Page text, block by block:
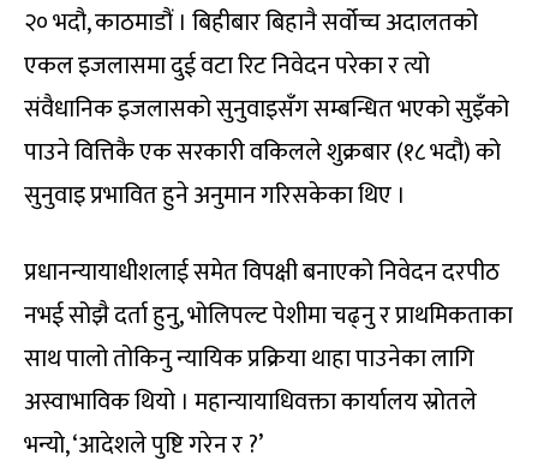
२० भदौ, काठमाडौं । बिहीबार बिहानै सर्वोच्च अदालतको
एकल इजलासमा दुई वटा रिट निवेदन परेका र त्यो
संवैधानिक इजलासको सुनुवाइसँग सम्बन्धित भएको सुइँको
पाउने वित्तिकै एक सरकारी वकिलले शुक्रबार (१८ भदौ) को
सुनुवाइ प्रभावित हुने अनुमान गरिसकेका थिए ।
प्रधानन्यायाधीशलाई समेत विपक्षी बनाएको निवेदन दरपीठ
नभई सोझै दर्ता हुनु, भोलिपल्ट पेशीमा चढ्नु र प्राथमिकताका
साथ पालो तोकिनु न्यायिक प्रक्रिया थाहा पाउनेका लागि
अस्वाभाविक थियो । महान्यायाधिवक्ता कार्यालय स्रोतले
भन्यो, ‘आदेशले पुष्टि गरेन र ?’